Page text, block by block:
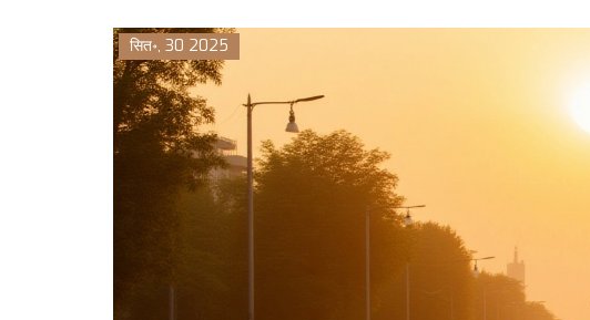
सित॰, 30 2025